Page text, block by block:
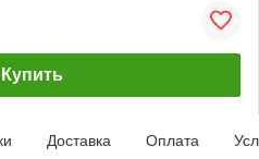
Купить
Доставка Оплата